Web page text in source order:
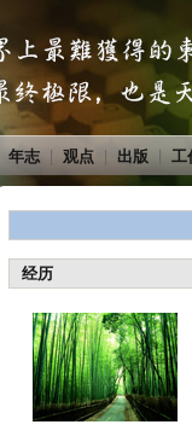
年志 | 观点 | 出版 | 工
经历